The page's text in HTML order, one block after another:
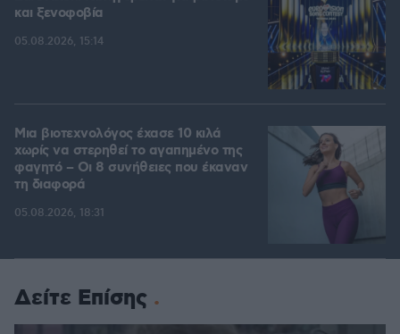
και ξενοφοβία
05.08.2026, 15:14
Μια βιοτεχνολόγος έχασε 10 κιλά
χωρίς να στερηθεί το αγαπημένο της
φαγητό – Οι 8 συνήθειες που έκαναν
τη διαφορά
05.08.2026, 18:31
Δείτε Επίσης